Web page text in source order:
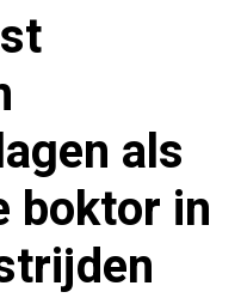
als
boktor in